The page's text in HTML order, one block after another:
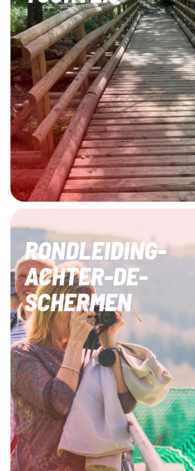
RONDLEIDING-
ACHTER-DE-
SCHERMEN